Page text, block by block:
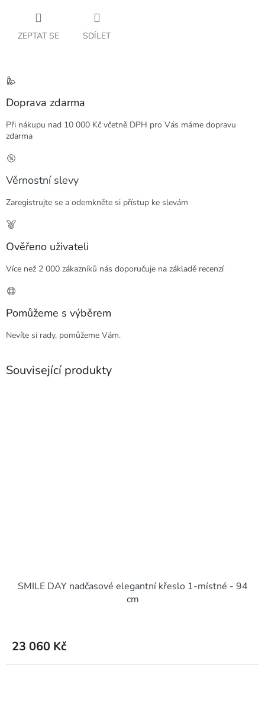
ZEPTAT SE SDÍLET
Doprava zdarma
Při nákupu nad 10 000 Kč včetně DPH pro Vás máme dopravu
zdarma
Věrnostní slevy
Zaregistrujte se a odemkněte si přístup ke slevám
Ověřeno uživateli
Více než 2 000 zákazníků nás doporučuje na základě recenzí
Pomůžeme s výběrem
Nevíte si rady, pomůžeme Vám.
Související produkty
SMILE DAY nadčasové elegantní křeslo 1-místné - 94
cm
23 060 Kč